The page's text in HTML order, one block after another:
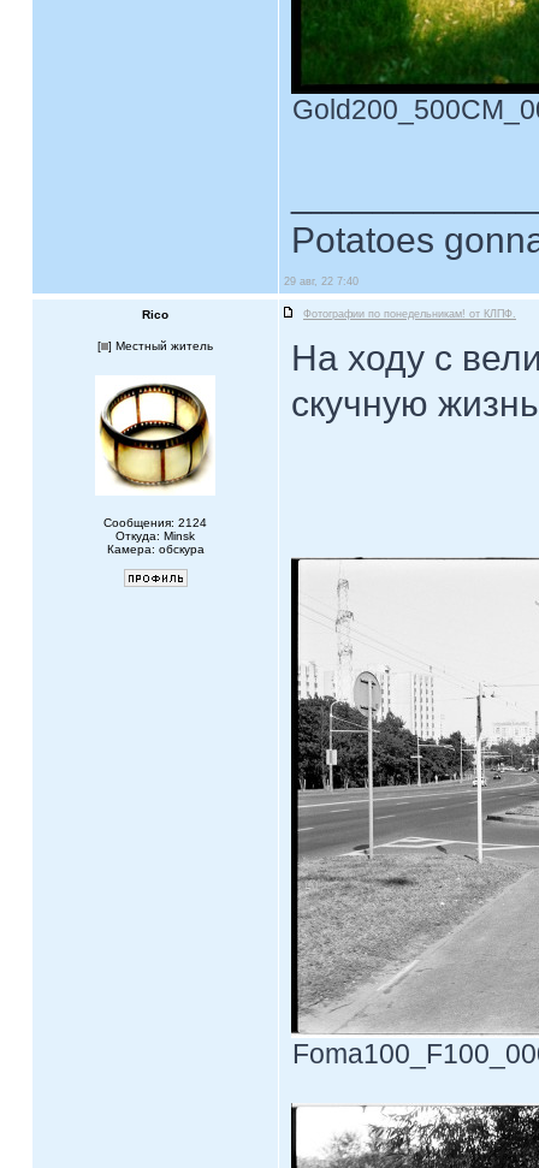
Potatoes
29 авг, 22 7:40
Rico Фотографии по понедельникам! от КЛПФ.
[ ] Местный житель
Сообщения: 2124
Откуда: Minsk
Камера: обскура
На ходу с
скучную